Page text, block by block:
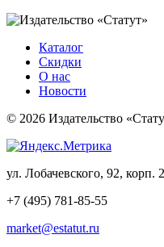
Каталог
Скидки
О нас
Новости
© 2026 Издательство
ул. Лобачевского, 92, корп. 2
+7 (495) 781-85-55
market@estatut.ru